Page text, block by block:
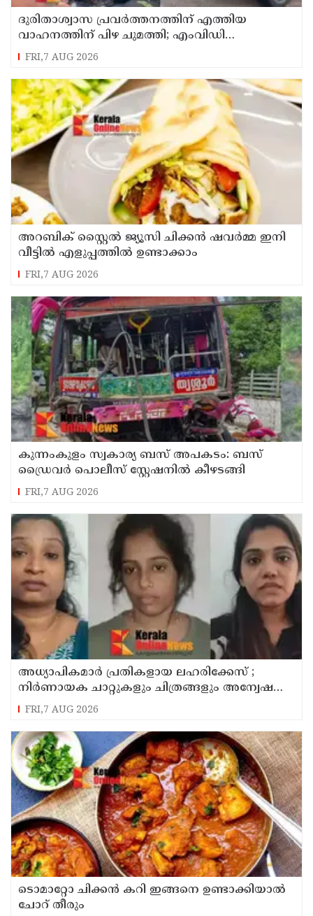
ദുരിതാശ്വാസ പ്രവർത്തനത്തിന് എത്തിയ
വാഹനത്തിന് പിഴ ചുമത്തി; എംവിഡി
ഉദ്യോഗസ്ഥന് സസ്പെൻഷൻ
FRI,7 AUG 2026
അറബിക് സ്റ്റൈൽ ജ്യൂസി ചിക്കൻ ഷവർമ്മ ഇനി
വീട്ടിൽ എളുപ്പത്തിൽ ഉണ്ടാക്കാം
FRI,7 AUG 2026
കുന്നംകുളം സ്വകാര്യ ബസ് അപകടം: ബസ്
ഡ്രൈവർ പൊലീസ് സ്റ്റേഷനിൽ കീഴടങ്ങി
FRI,7 AUG 2026
അധ്യാപികമാര്‍ പ്രതികളായ ലഹരിക്കേസ് ;
നിർണായക ചാറ്റുകളും ചിത്രങ്ങളും അന്വേഷണ
സംഘത്തിന്
FRI,7 AUG 2026
ടൊമാറ്റോ ചിക്കൻ കറി ഇങ്ങനെ ഉണ്ടാക്കിയാൽ
ചോറ് തീരും